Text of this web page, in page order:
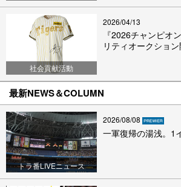
社会貢献活動
2026/04/13
『2026チャンピオ
リティオークショ
最新NEWS＆COLUMN
トラ番LIVEニュース
2026/08/08
一軍復帰の湯浅。1